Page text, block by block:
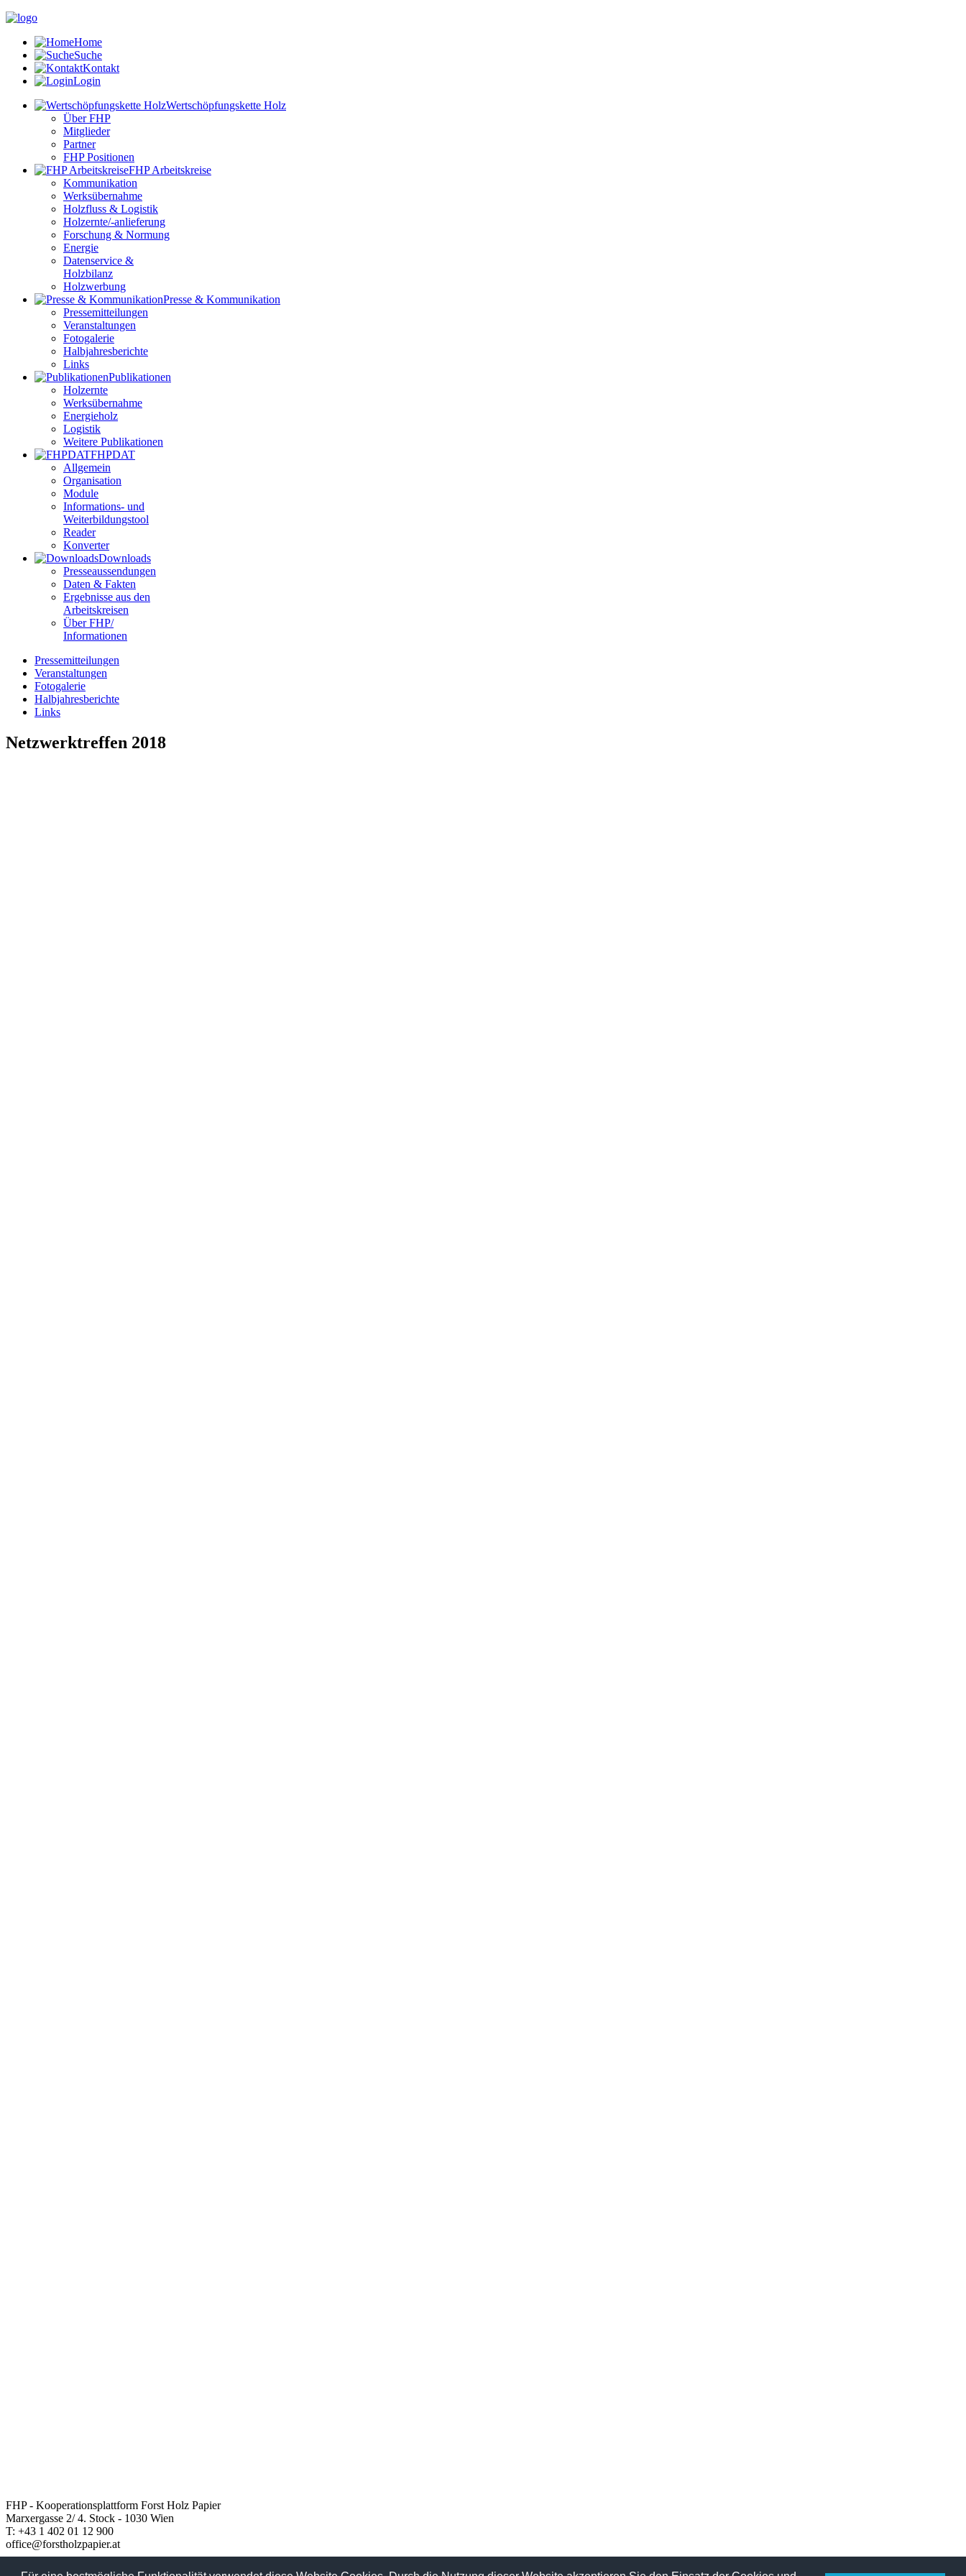
Home
Suche
Kontakt
Login
Wertschöpfungskette Holz
Über FHP
Mitglieder
Partner
FHP Positionen
FHP Arbeitskreise
Kommunikation
Werksübernahme
Holzfluss & Logistik
Holzernte/-anlieferung
Forschung & Normung
Energie
Datenservice &
Holzbilanz
Holzwerbung
Presse & Kommunikation
Pressemitteilungen
Veranstaltungen
Fotogalerie
Halbjahresberichte
Links
Publikationen
Holzernte
Werksübernahme
Energieholz
Logistik
Weitere Publikationen
FHPDAT
Allgemein
Organisation
Module
Informations- und
Weiterbildungstool
Reader
Konverter
Downloads
Presseaussendungen
Daten & Fakten
Ergebnisse aus den
Arbeitskreisen
Über FHP/
Informationen
Pressemitteilungen
Veranstaltungen
Fotogalerie
Halbjahresberichte
Links
Netzwerktreffen 2018
FHP - Kooperationsplattform Forst Holz Papier
Marxergasse 2/ 4. Stock - 1030 Wien
T: +43 1 402 01 12 900
office@forstholzpapier.at